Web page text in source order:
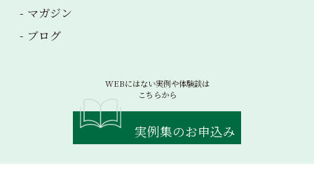
マガジン
ブログ
WEBにはない実例や体験談は
こちらから
実例集のお申込み